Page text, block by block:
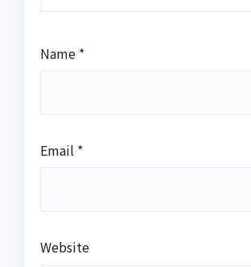
Name *
Email *
Website